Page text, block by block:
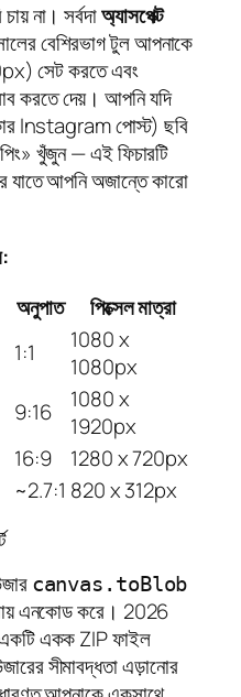
না। সর্বদাঅ্যাসপেক্ট
বেশিরভাগ টুল আপনাকে
সেট করতে এবং
করতে দেয়। আপনি যদি
Instagram পোস্ট) ছবি
খুঁজুন — এই ফিচারটি
যাতে আপনি অজান্তে কারো
অনুপাত
পিক্সেল মাত্রা
1:1
1080 x
1080px
9:16
1080 x
1920px
16:9
1280 x 720px
~2.7:1 820 x 312px
canvas.toBlob
এনকোড করে। 2026
একক ZIP ফাইল
সীমাবদ্ধতা এড়ানোর